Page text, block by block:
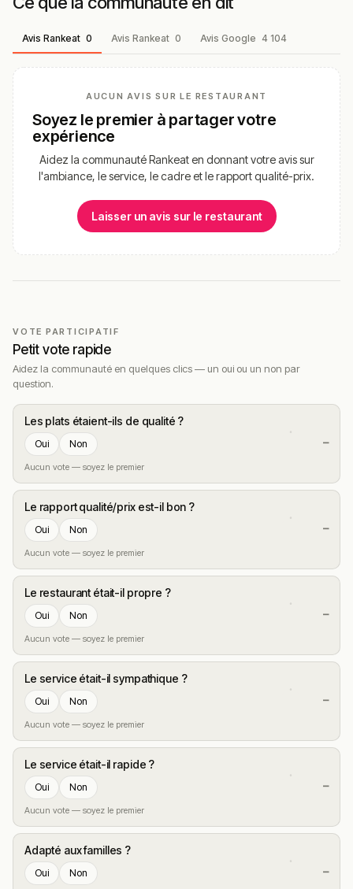
Avis Rankeat 0 Avis Rankeat 0 Avis Google 4 104
AUCUN AVIS SUR LE RESTAURANT
Soyez le premier à partager votre
expérience
Aidez la communauté Rankeat en donnant votre avis sur
l'ambiance, le service, le cadre et le rapport qualité-prix.
Laisser un avis sur le restaurant
VOTE PARTICIPATIF
Petit vote rapide
Aidez la communauté en quelques clics — un oui ou un non par
question.
Les plats étaient-ils de qualité ?
Oui Non
Aucun vote — soyez le premier
—
Le rapport qualité/prix est-il bon ?
Oui Non
Aucun vote — soyez le premier
—
Le restaurant était-il propre ?
Oui Non
Aucun vote — soyez le premier
—
Le service était-il sympathique ?
Oui Non
Aucun vote — soyez le premier
—
Le service était-il rapide ?
Oui Non
Aucun vote — soyez le premier
—
Adapté aux familles ?
Oui Non —